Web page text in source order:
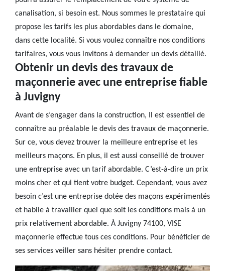
canalisation, si besoin est. Nous sommes le prestataire qui
propose les tarifs les plus abordables dans le domaine,
dans cette localité. Si vous voulez connaître nos conditions
tarifaires, vous vous invitons à demander un devis détaillé.
Obtenir un devis des travaux de
maçonnerie avec une entreprise fiable
à Juvigny
Avant de s’engager dans la construction, Il est essentiel de
connaître au préalable le devis des travaux de maçonnerie.
Sur ce, vous devez trouver la meilleure entreprise et les
meilleurs maçons. En plus, il est aussi conseillé de trouver
une entreprise avec un tarif abordable. C’est-à-dire un prix
moins cher et qui tient votre budget. Cependant, vous avez
besoin c’est une entreprise dotée des maçons expérimentés
et habile à travailler quel que soit les conditions mais à un
prix relativement abordable. À Juvigny 74100, VISE
maçonnerie effectue tous ces conditions. Pour bénéficier de
ses services veiller sans hésiter prendre contact.